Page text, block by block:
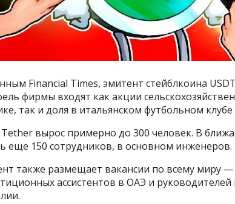
Financial Times, эмитент стейблкоина
фирмы входят как акции
так и доля в итальянском футбольном
вырос примерно до 300 человек. В
еще 150 сотрудников, в основном инженеров.
также размещает вакансии по всему миру
ассистентов в ОАЭ и